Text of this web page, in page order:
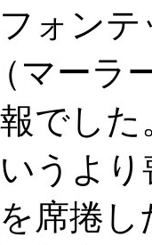
ォン
マーラ
でした
うよ
席捲